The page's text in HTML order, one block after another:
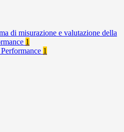
di misurazione e valutazione della
1
1